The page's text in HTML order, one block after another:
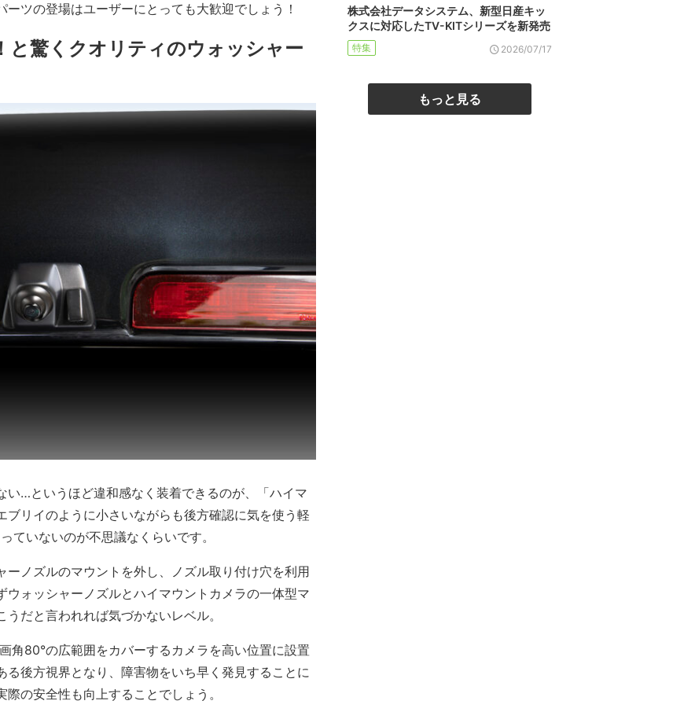
ツの登場はユーザーにとっても大歓迎でしょう！
と驚くクオリティのウォッシャー
い…というほど違和感なく装着できるのが、「ハイマ
ブリイのように小さいながらも後方確認に気を使う軽
ていないのが不思議なくらいです。
ノズルのマウントを外し、ノズル取り付け穴を利用
ウォッシャーノズルとハイマウントカメラの一体型マ
だと言われれば気づかないレベル。
角80°の広範囲をカバーするカメラを高い位置に設置
後方視界となり、障害物をいち早く発見することに
の安全性も向上することでしょう。
株式会社データシステム、新型日産キッ
クスに対応したTV-KITシリーズを新発売
特集 2026/07/17
もっと見る